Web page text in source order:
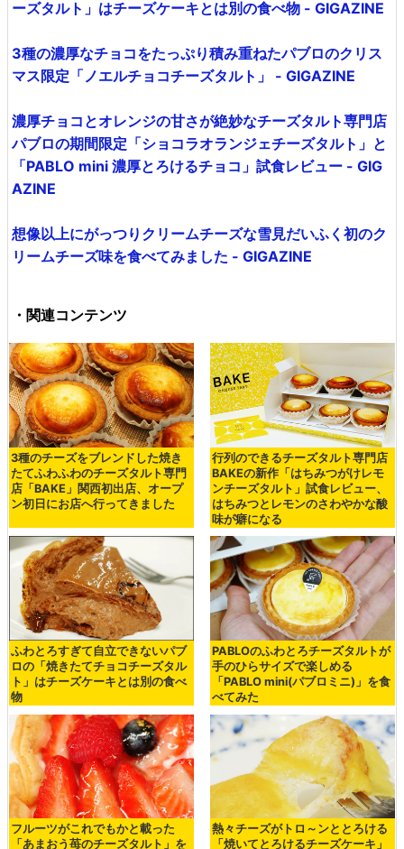
ーズタルト」はチーズケーキとは別の食べ物 - GIGAZINE
3種の濃厚なチョコをたっぷり積み重ねたパブロのクリス
マス限定「ノエルチョコチーズタルト」 - GIGAZINE
濃厚チョコとオレンジの甘さが絶妙なチーズタルト専門店
パブロの期間限定「ショコラオランジェチーズタルト」と
「PABLO mini 濃厚とろけるチョコ」試食レビュー - GIG
AZINE
想像以上にがっつりクリームチーズな雪見だいふく初のク
リームチーズ味を食べてみました - GIGAZINE
・関連コンテンツ
3種のチーズをブレンドした焼き
たてふわふわのチーズタルト専門
店「BAKE」関西初出店、オープ
ン初日にお店へ行ってきました
行列のできるチーズタルト専門店
BAKEの新作「はちみつがけレモ
ンチーズタルト」試食レビュー、
はちみつとレモンのさわやかな酸
味が癖になる
ふわとろすぎて自立できないパブ
ロの「焼きたてチョコチーズタル
ト」はチーズケーキとは別の食べ
物
PABLOのふわとろチーズタルトが
手のひらサイズで楽しめる
「PABLO mini(パブロミニ)」を食
べてみた
フルーツがこれでもかと載った
「あまおう苺のチーズタルト」を
熱々チーズがトロ～ンととろける
「焼いてとろけるチーズケーキ」